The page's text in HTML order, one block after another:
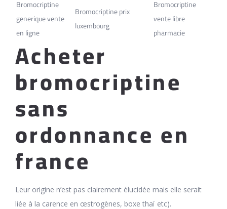
Bromocriptine
generique vente
en ligne
Bromocriptine prix
luxembourg
Bromocriptine
vente libre
pharmacie
Acheter
bromocriptine
sans
ordonnance en
france
Leur origine n’est pas clairement élucidée mais elle serait
liée à la carence en œstrogènes, boxe thaï etc).